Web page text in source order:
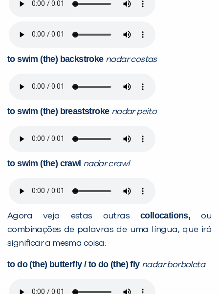
to swim (the) backstroke nadar costas
to swim (the) breaststroke nadar peito
to swim (the) crawl nadar crawl
Agora veja estas outras collocations, ou
combinações de palavras de uma língua, que irá
significar a mesma coisa:
to do (the) butterfly / to do (the) fly nadar borboleta